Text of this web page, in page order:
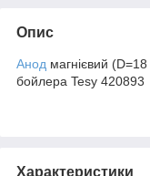
Опис
Анод магнієвий
бойлера Tesy 420893
Характеристики